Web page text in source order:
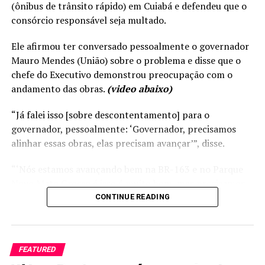
RELATED TOPICS:
(ônibus de trânsito rápido) em Cuiabá e defendeu que o
consórcio responsável seja multado.
Ele afirmou ter conversado pessoalmente o governador
Mauro Mendes (União) sobre o problema e disse que o
chefe do Executivo demonstrou preocupação com o
andamento das obras. (video abaixo)
“Já falei isso [sobre descontentamento] para o
governador, pessoalmente: ‘Governador, precisamos
alinhar essas obras, elas precisam avançar’”, disse.
concluir o BRT e o Portão do Inferno em Chapada dos
precisa avançar’”, acrescentou Max detalhando a
conversa com o governador.
CONTINUE READING
FEATURED